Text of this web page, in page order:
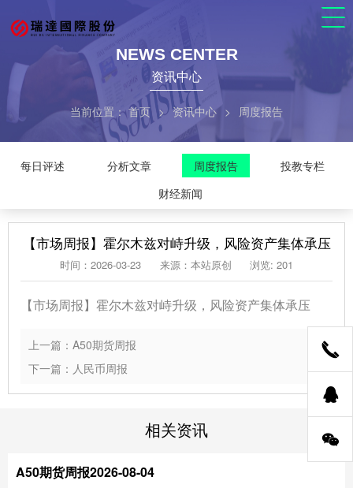
NEWS CENTER
资讯中心
当前位置：首页 > 资讯中心 > 周度报告
每日评述 分析文章 周度报告
投教专栏
财经新闻
【市场周报】霍尔木兹对峙升级，风险资产集体承压
时间：2026-03-23 来源：本站原创 浏览: 201
【市场周报】霍尔木兹对峙升级，风险资产集体承压
上一篇：A50期货周报
下一篇：人民币周报
相关资讯
A50期货周报2026-08-04